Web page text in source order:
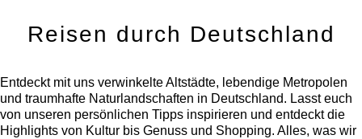
Reisen durch Deutschland
Entdeckt mit uns verwinkelte Altstädte, lebendige Metropolen
und traumhafte Naturlandschaften in Deutschland. Lasst euch
von unseren persönlichen Tipps inspirieren und entdeckt die
Highlights von Kultur bis Genuss und Shopping. Alles, was wir